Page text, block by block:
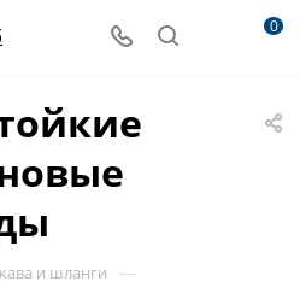
0
и шланги —